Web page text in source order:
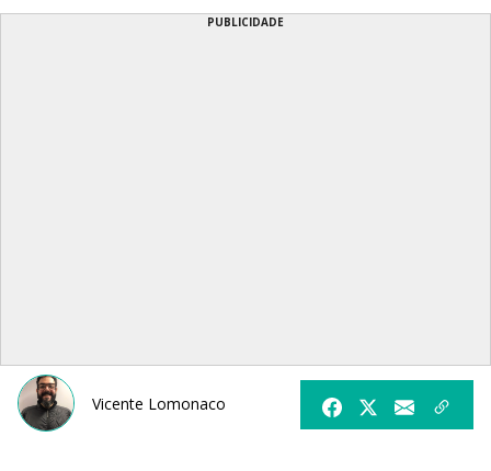
PUBLICIDADE
Vicente Lomonaco